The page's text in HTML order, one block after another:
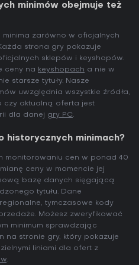
minimów obejmuje też
minima zarówno w oficjalnych
strona gry pokazuje
sklepów i keyshopów.
ceny na keyshopach a nie w
starsze tytuły. Nasze
uwzględnia wszystkie źródła,
czy aktualną oferta jest
dla danej gry PC.
historycznych minimach?
monitorowaniu cen w ponad 40
ceny w momencie jej
bazę danych sięgającą
tytułu. Dane
tymczasowe kody
Możesz zweryfikować
minimum sprawdzając
na stronie gry, który pokazuje
liniami dla ofert z
.